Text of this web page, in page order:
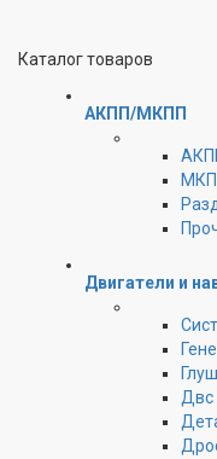
Каталог товаров
АКПП/МКПП
Двигатели и
Двс